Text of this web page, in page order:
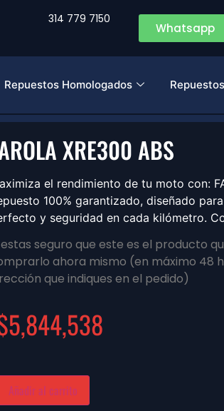
314 779 7150
Whatsapp
Repuestos Homologados
XRE300 ABS
el rendimiento de tu moto con:
100% garantizado, diseñado
y seguridad en cada kilómetro.
estas seguro que este es el producto
ahora mismo (en máximo 48
que indiques en el pedido)
5,844,538
Añadir al carrito